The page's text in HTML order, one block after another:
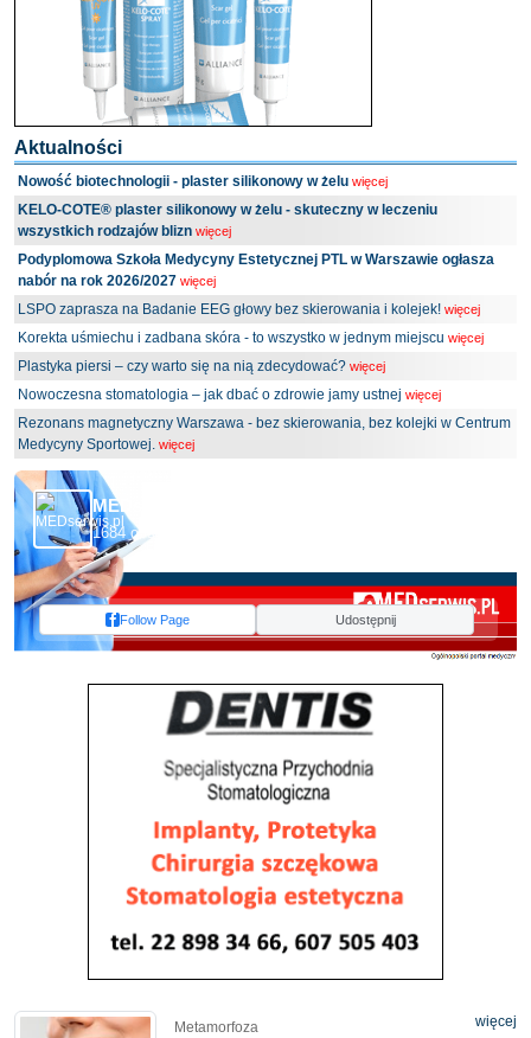
Aktualności
Nowość biotechnologii - plaster silikonowy w żelu więcej
KELO-COTE® plaster silikonowy w żelu - skuteczny w leczeniu
wszystkich rodzajów blizn więcej
Podyplomowa Szkoła Medycyny Estetycznej PTL w Warszawie ogłasza
nabór na rok 2026/2027 więcej
LSPO zaprasza na Badanie EEG głowy bez skierowania i kolejek! więcej
Korekta uśmiechu i zadbana skóra - to wszystko w jednym miejscu więcej
Plastyka piersi – czy warto się na nią zdecydować? więcej
Nowoczesna stomatologia – jak dbać o zdrowie jamy ustnej więcej
Rezonans magnetyczny Warszawa - bez skierowania, bez kolejki w Centrum
Medycyny Sportowej. więcej
MEDserwis.pl - Ogólnopolski Portal Medyczny
1684 obserwujących
Follow Page Udostępnij
Metamorfoza
więcej